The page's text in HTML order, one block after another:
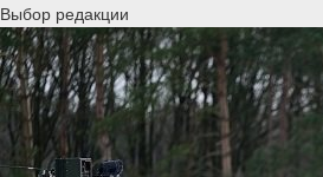
Выбор редакции